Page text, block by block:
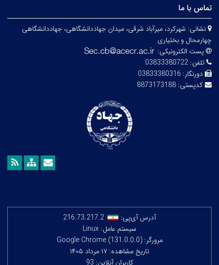
تماس با ما
نشانی: شهرکرد، میرآباد شرقی، میدان جهاددانشگاهی، جهاددانشگاهی
چهارمحال و بختیاری
پست الکترونیکی:
تلفن: 03833380722
دورنگار: 03833380316
کدپستی: 8873173188
آدرس آی‌پی:
216.73.217.2
سیستم عامل: Linux
مرورگر: Google Chrome (131.0.0.0)
تاریخ مشاهده: ۱۷ مرداد ۱۴۰۵
کاربران آنلاین: 93